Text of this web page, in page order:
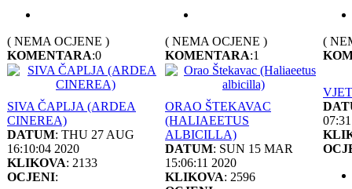
( NEMA OCJENE )
KOMENTARA:0
( NEMA OCJENE )
KOMENTARA:1
(
SIVA ČAPLJA (ARDEA
CINEREA)
DATUM: THU 27 AUG
16:10:04 2020
KLIKOVA: 2133
OCJENI:
ORAO ŠTEKAVAC
(HALIAEETUS
ALBICILLA)
DATUM: SUN 15 MAR
15:06:11 2020
KLIKOVA: 2596